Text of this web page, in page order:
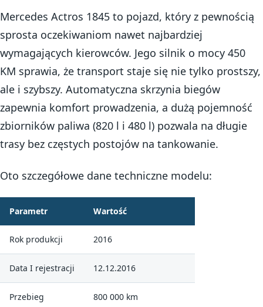
Mercedes Actros 1845 to pojazd, który z pewnością
sprosta oczekiwaniom nawet najbardziej
wymagających kierowców. Jego silnik o mocy 450
KM sprawia, że transport staje się nie tylko prostszy,
ale i szybszy. Automatyczna skrzynia biegów
zapewnia komfort prowadzenia, a dużą pojemność
zbiorników paliwa (820 l i 480 l) pozwala na długie
trasy bez częstych postojów na tankowanie.
Oto szczegółowe dane techniczne modelu:
Parametr Wartość
Rok produkcji 2016
Data I rejestracji 12.12.2016
Przebieg 800 000 km